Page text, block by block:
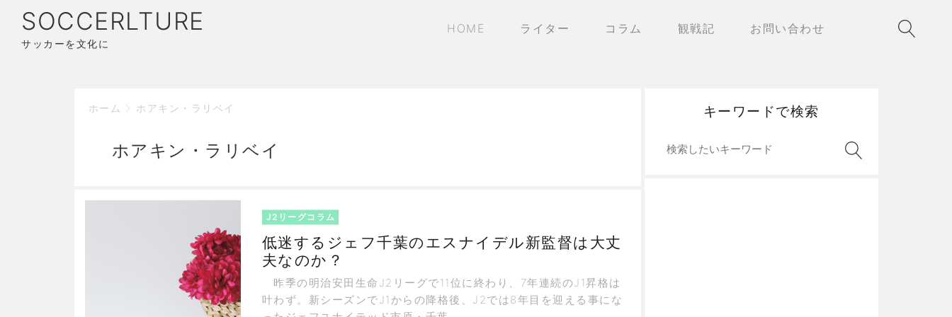
SOCCERLTURE
サッカーを文化に
HOME ライター コラム 観戦記 お問い合わせ
ホーム ホアキン・ラリベイ
ホアキン・ラリベイ
J2リーグコラム
低迷するジェフ千葉のエスナイデル新監督は大丈
夫なのか？
昨季の明治安田生命J2リーグで11位に終わり、7年連続のJ1昇格は
叶わず。新シーズンでJ1からの降格後、J2では8年目を迎える事にな
キーワードで検索